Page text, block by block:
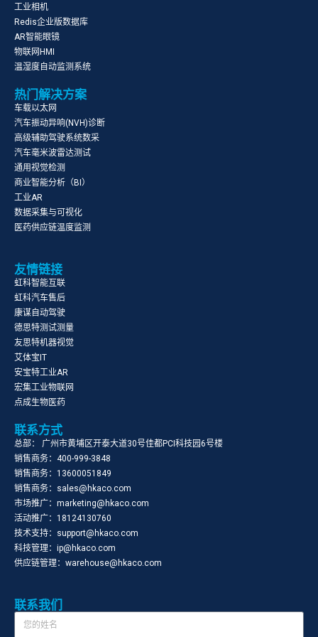
工业相机
Redis企业版数据库
AR智能眼镜
物联网HMI
温湿度自动监测系统
热门解决方案
车载以太网
汽车振动异响(NVH)诊断
高级辅助驾驶系统数采
汽车毫米波雷达测试
通用视觉检测
商业智能分析（BI）
工业AR
数据采集与可视化
医药供应链温度监测
友情链接
虹科智能互联
虹科汽车售后
康谋自动驾驶
德思特测试测量
友思特机器视觉
艾体宝IT
安宝特工业AR
宏集工业物联网
点成生物医药
联系方式
总部： 广州市黄埔区开泰大道30号佳都PCI科技园6号楼
销售商务：400-999-3848
销售商务：13600051849
销售商务：sales@hkaco.com
市场推广：marketing@hkaco.com
活动推广：18124130760
技术支持：support@hkaco.com
科技管理：ip@hkaco.com
供应链管理：warehouse@hkaco.com
联系我们